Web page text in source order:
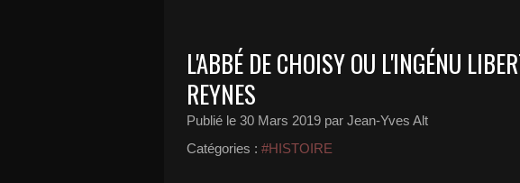
L'ABBÉ DE CHOISY OU L'INGÉNU
REYNES
Publié le 30 Mars 2019 par Jean-Yves Alt
Catégories : #HISTOIRE